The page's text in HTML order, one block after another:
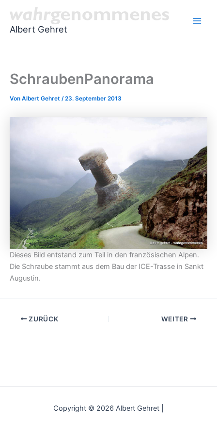
Inhalt
springen
Albert Gehret
SchraubenPanorama
Von Albert Gehret /23. September 2013
Dieses Bild entstand zum Teil in den französischen Alpen.
Die Schraube stammt aus dem Bau der ICE-Trasse in Sankt
Augustin.
ZURÜCK WEITER
Copyright © 2026 Albert Gehret |